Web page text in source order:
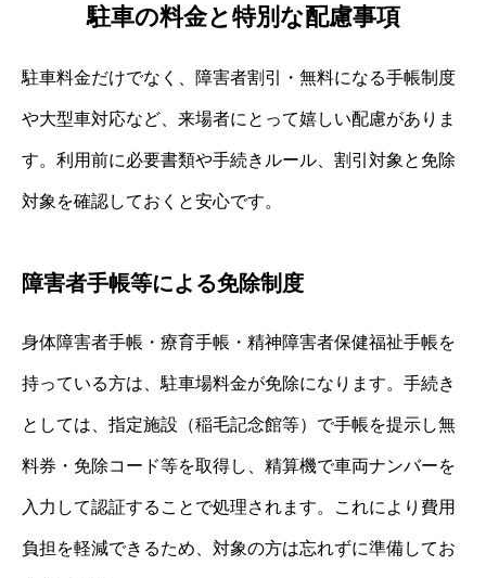
駐車の料金と特別な配慮事項
駐車料金だけでなく、障害者割引・無料になる手帳制度
や大型車対応など、来場者にとって嬉しい配慮がありま
す。利用前に必要書類や手続きルール、割引対象と免除
対象を確認しておくと安心です。
障害者手帳等による免除制度
身体障害者手帳・療育手帳・精神障害者保健福祉手帳を
持っている方は、駐車場料金が免除になります。手続き
としては、指定施設（稲毛記念館等）で手帳を提示し無
料券・免除コード等を取得し、精算機で車両ナンバーを
入力して認証することで処理されます。これにより費用
負担を軽減できるため、対象の方は忘れずに準備してお